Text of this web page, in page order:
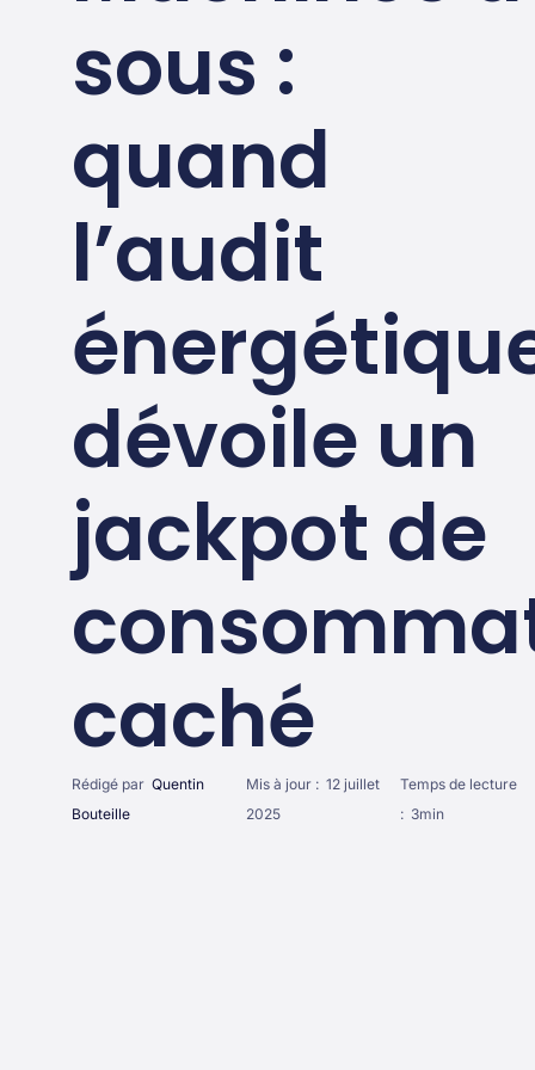
sous :
quand
l’audit
dévoile un
jackpot de
caché
Rédigé par Quentin
Bouteille
Mis à jour : 12 juillet
2025
Temps de lecture
: 3min